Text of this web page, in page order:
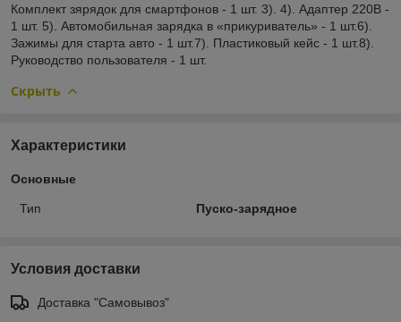
Комплект зярядок для смартфонов - 1 шт. 3). 4). Адаптер 220В -
1 шт. 5). Автомобильная зарядка в «прикуриватель» - 1 шт.6).
Зажимы для старта авто - 1 шт.7). Пластиковый кейс - 1 шт.8).
Руководство пользователя - 1 шт.
Скрыть
Характеристики
Основные
Тип Пуско-зарядное
Условия доставки
Доставка "Самовывоз"